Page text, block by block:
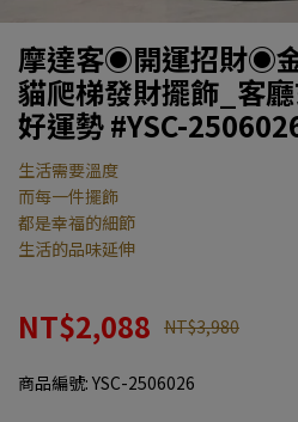
摩達客◉開運招財◉
貓爬梯發財擺飾_客
好運勢 #YSC-
生活需要溫度
而每一件擺飾
都是幸福的細節
生活的品味延伸
NT$2,088 NT$3,980
商品編號: YSC-2506026